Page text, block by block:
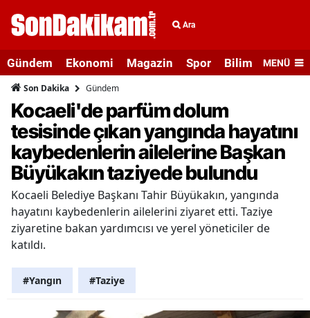
Ara
Gündem Ekonomi Magazin Spor Bilim veMENÜ
Son Dakika Gündem
Kocaeli'de parfüm dolum
tesisinde çıkan yangında hayatını
kaybedenlerin ailelerine Başkan
Büyükakın taziyede bulundu
Kocaeli Belediye Başkanı Tahir Büyükakın, yangında
hayatını kaybedenlerin ailelerini ziyaret etti. Taziye
ziyaretine bakan yardımcısı ve yerel yöneticiler de
katıldı.
#Yangın #Taziye